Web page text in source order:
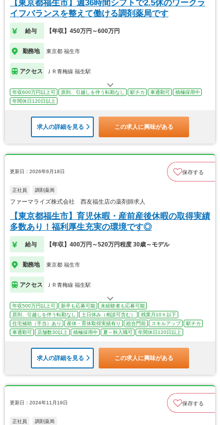
【東京都福生市】週36時間シフトで2.5休のワークラ
イフバランスを整えて働ける調剤薬局です
給与 【年収】450万円～600万円
勤務地 東京都 福生市
アクセス ＪＲ青梅線 福生駅
年収600万円以上可 原則、引越しを伴う転勤なし 駅チカ 車通勤可
積極採用中
年間休日120日以上
求人の詳細を見る この求人に興味がある
更新日：2026年6月18日 保存する
正社員 調剤薬局
ファーマライズ株式会社 西友福生店の薬剤師求人
【東京都福生市】育児休暇・産前産後休暇の取得実績
多数あり！福利厚生充実の環境です◎
給与 【年収】400万円～520万円程度 30歳～モデル
勤務地 東京都 福生市
アクセス ＪＲ青梅線 福生駅
年収500万円以上可 新卒も応募可能
未経験者も応募可能
原則、引越しを伴う転勤なし
土日休み（相談可含む）
残業月10ｈ以下
住宅補助（手当）あり
産休・育休取得実績有り 総合門前 スキルアップ
駅チカ
車通勤可
店舗数30以上 積極採用中 夏～秋入職可 年間休日120日以上
求人の詳細を見る この求人に興味がある
更新日：2024年11月19日 保存する
正社員 調剤薬局